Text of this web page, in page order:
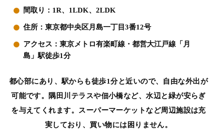
間取り：1R、1LDK、2LDK
住所：東京都中央区月島一丁目3番12号
アクセス：東京メトロ有楽町線・都営大江戸線「月
島」駅徒歩1分
都心部にあり、駅からも徒歩1分と近いので、自由な外出が
可能です。隅田川テラスや佃小橋など、水辺と緑が安らぎ
を与えてくれます。スーパーマーケットなど周辺施設は充
実しており、買い物には困りません。